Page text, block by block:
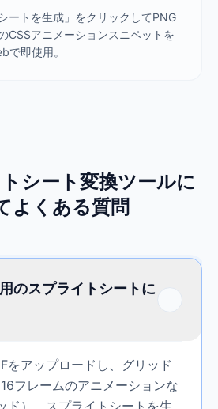
ートを生成」をクリックしてPNG
CSSアニメーションスニペットを
で即使用。
シート変換ツールに
よくある質問
のスプライトシートに
をアップロードし、グリッド
フレームのアニメーションな
ド）、スプライトシートを生